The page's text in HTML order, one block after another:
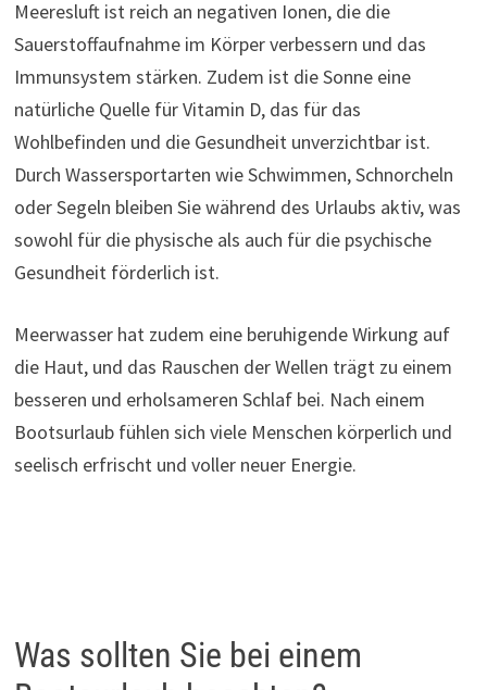
Meeresluft ist reich an negativen Ionen, die die
Sauerstoffaufnahme im Körper verbessern und das
Immunsystem stärken. Zudem ist die Sonne eine
natürliche Quelle für Vitamin D, das für das
Wohlbefinden und die Gesundheit unverzichtbar ist.
Durch Wassersportarten wie Schwimmen, Schnorcheln
oder Segeln bleiben Sie während des Urlaubs aktiv, was
sowohl für die physische als auch für die psychische
Gesundheit förderlich ist.
Meerwasser hat zudem eine beruhigende Wirkung auf
die Haut, und das Rauschen der Wellen trägt zu einem
besseren und erholsameren Schlaf bei. Nach einem
Bootsurlaub fühlen sich viele Menschen körperlich und
seelisch erfrischt und voller neuer Energie.
Was sollten Sie bei einem